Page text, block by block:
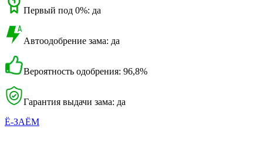
Первый под 0%: да
Автоодобрение зама: да
Вероятность одобрения: 96,8%
Гарантия выдачи зама: да
Ё-ЗАЁМ